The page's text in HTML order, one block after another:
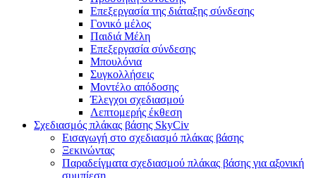
Επεξεργασία της διάταξης σύνδεσης
Γονικό μέλος
Παιδιά Μέλη
Επεξεργασία σύνδεσης
Μπουλόνια
Συγκολλήσεις
Μοντέλο απόδοσης
Έλεγχοι σχεδιασμού
Λεπτομερής έκθεση
Σχεδιασμός πλάκας βάσης SkyCiv
Εισαγωγή στο σχεδιασμό πλάκας βάσης
Ξεκινώντας
Παραδείγματα σχεδιασμού πλάκας βάσης για αξονική